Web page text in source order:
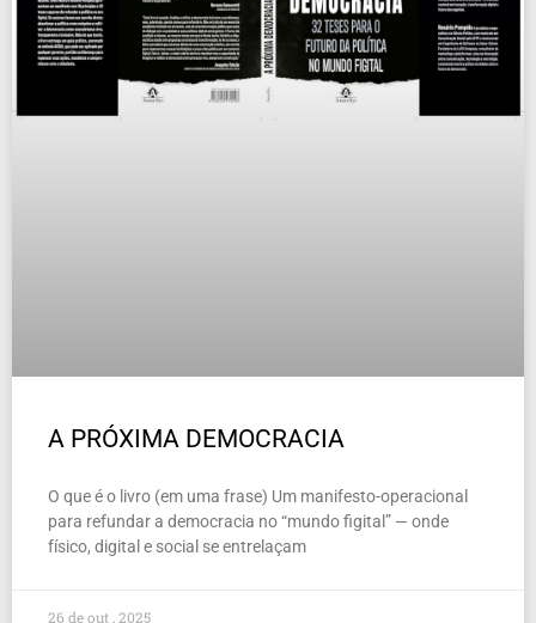
A PRÓXIMA DEMOCRACIA
O que é o livro (em uma frase) Um manifesto-operacional
para refundar a democracia no “mundo figital” — onde
físico, digital e social se entrelaçam
26 de out , 2025